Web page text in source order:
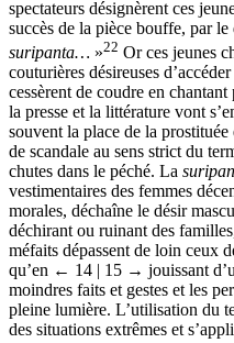
spectateurs désignèrent ces
succès de la pièce bouffe, par
suripanta… »22 Or ces jeunes
couturières désireuses
cessèrent de coudre en
la presse et la littérature vont
souvent la place de la
de scandale au sens strict du
chutes dans le péché. La
vestimentaires des femmes
morales, déchaîne le désir
déchirant ou ruinant des
méfaits dépassent de loin ceux
qu’en ← 14 | 15 → jouissant
moindres faits et gestes et les
pleine lumière. L’utilisation du
des situations extrêmes et